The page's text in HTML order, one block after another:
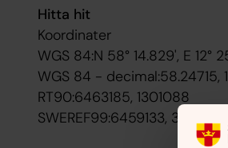
Hitta hit
Koordinater
WGS 84:N 58° 14.829', E 12°
WGS 84 - decimal:58.24715,
RT90:6463185, 1301088
SWEREF99:6459133, 348406